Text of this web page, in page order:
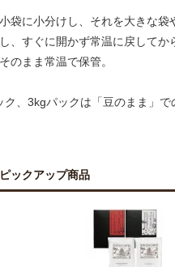
袋に小分けし、それを大きな袋
、すぐに開かず常温に戻してか
のまま常温で保管。
、3kgパックは「豆のまま」で
ピックアップ商品